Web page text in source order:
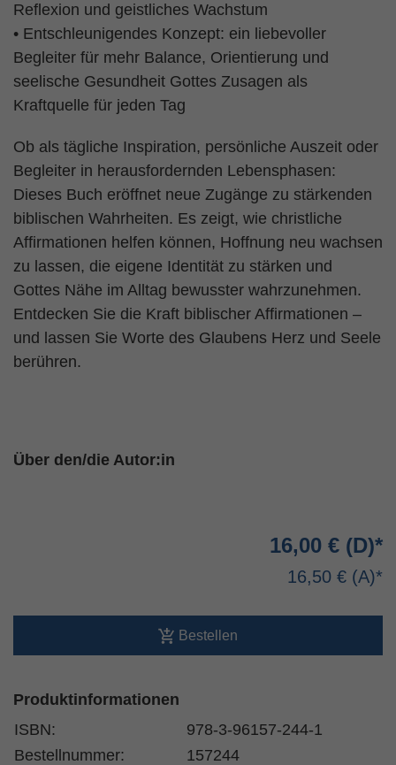
Reflexion und geistliches Wachstum
• Entschleunigendes Konzept: ein liebevoller
Begleiter für mehr Balance, Orientierung und
seelische Gesundheit Gottes Zusagen als
Kraftquelle für jeden Tag
Ob als tägliche Inspiration, persönliche Auszeit oder
Begleiter in herausfordernden Lebensphasen:
Dieses Buch eröffnet neue Zugänge zu stärkenden
biblischen Wahrheiten. Es zeigt, wie christliche
Affirmationen helfen können, Hoffnung neu wachsen
zu lassen, die eigene Identität zu stärken und
Gottes Nähe im Alltag bewusster wahrzunehmen.
Entdecken Sie die Kraft biblischer Affirmationen –
und lassen Sie Worte des Glaubens Herz und Seele
berühren.
Über den/die Autor:in
16,00 €
16,50 €
Bestellen
Produktinformationen
ISBN:
978-3-96157-244-1
Bestellnummer:
157244